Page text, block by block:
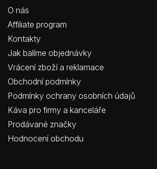
O nás
Affiliate program
Kontakty
Jak balíme objednávky
Vrácení zboží a reklamace
Obchodní podmínky
Podmínky ochrany osobních údajů
Káva pro firmy a kanceláře
Prodávané značky
Hodnocení obchodu